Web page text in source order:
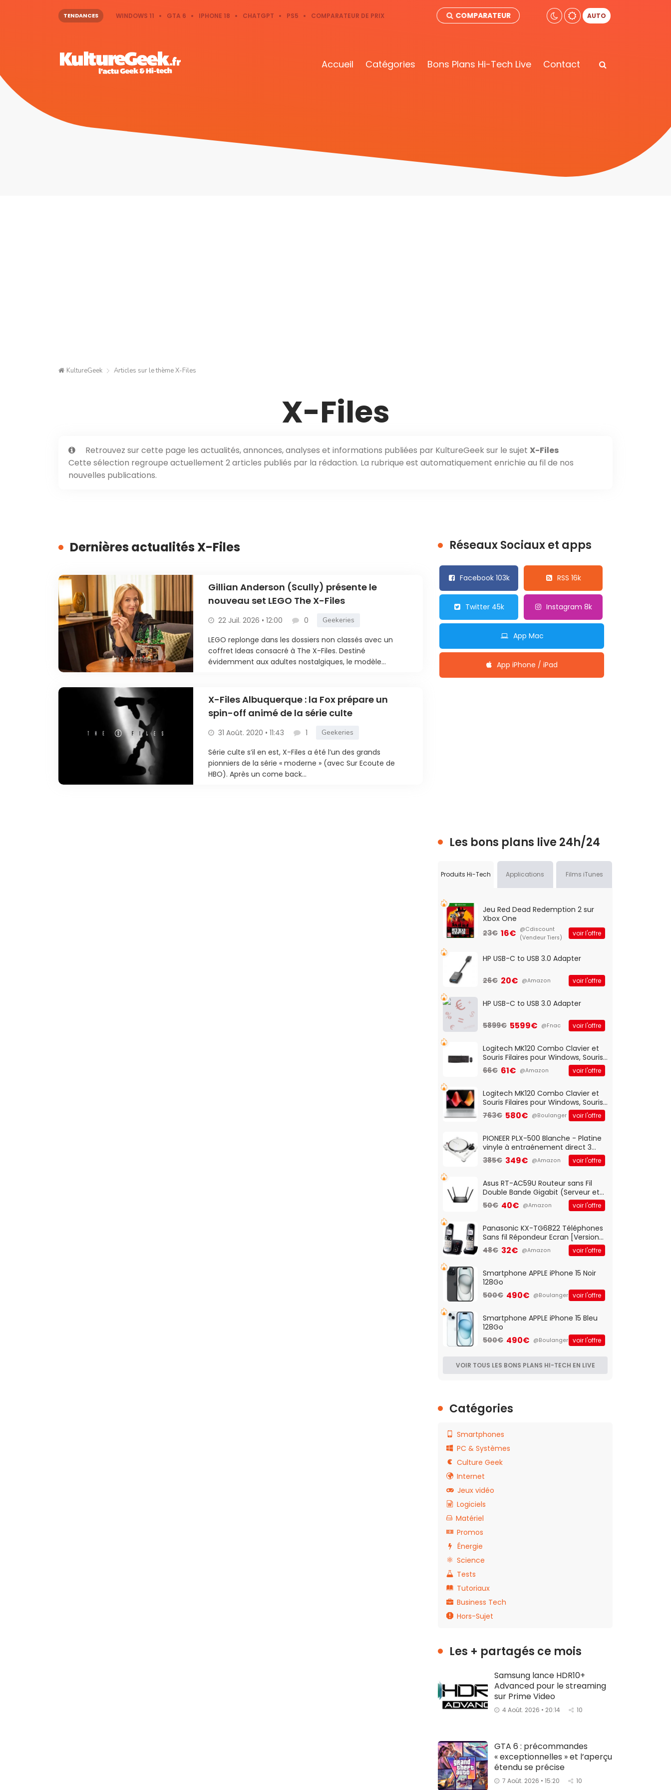
TENDANCES WINDOWS 11 GTA 6 IPHONE 18 CHATGPT PS5 COMPARATEUR DE PRIX COMPARATEUR AUTO
Accueil Catégories Bons Plans Hi-Tech Live Contact
KultureGeek Articles sur le thèmeX-Files
X-Files
Retrouvez sur cette page les actualités, annonces, analyses et informations publiées par KultureGeek sur le sujet X-Files
Cette sélection regroupe actuellement 2 articles publiés par la rédaction. La rubrique est automatiquement enrichie au fil de nos
nouvelles publications.
Dernières actualités X-Files
Gillian Anderson (Scully) présente le
nouveau set LEGO The X-Files
22 Juil. 2026 • 12:00 0 Geekeries
LEGO replonge dans les dossiers non classés avec un
coffret Ideas consacré à The X-Files. Destiné
évidemment aux adultes nostalgiques, le modèle...
X-Files Albuquerque : la Fox prépare un
spin-off animé de la série culte
31 Août. 2020 • 11:43 1 Geekeries
Série culte s’il en est, X-Files a été l’un des grands
pionniers de la série « moderne » (avec Sur Ecoute de
HBO). Après un come back...
Réseaux Sociaux et apps
Facebook 103k RSS 16k
Twitter 45k Instagram 8k
App Mac
App iPhone / iPad
Les bons plans live 24h/24
Produits Hi-Tech Applications Films iTunes
Jeu Red Dead Redemption 2 sur
Xbox One
23€ 16€ @Cdiscount
(Vendeur Tiers)
voir l'offre
HP USB-C to USB 3.0 Adapter
26€ 20€ @Amazon voir l'offre
HP USB-C to USB 3.0 Adapter
5899€ 5599€ @Fnac voir l'offre
Logitech MK120 Combo Clavier et
Souris Filaires pour Windows, Souris
Optique Filaire, Connexion USB Plug
And Play, Confortable, Taille
QWERTY UK - Noir
66€ 61€ @Amazon voir l'offre
Logitech MK120 Combo Clavier et
Souris Filaires pour Windows, Souris
Optique Filaire, Connexion USB Plug
And Play, Confortable, Taille
QWERTY UK - Noir
763€ 580€ @Boulanger voir l'offre
PIONEER PLX-500 Blanche - Platine
vinyle à entraénement direct 3
vitesses (33-45-78 trs/min) avec
pre-ampli intégré et port USB
385€ 349€ @Amazon voir l'offre
Asus RT-AC59U Routeur sans Fil
Double Bande Gigabit (Serveur et
Client VPN, Triple Vlan, Mode Point
d'accès et Bridge, contrôle
50€ 40€ @Amazon voir l'offre
Panasonic KX-TG6822 Téléphones
Sans fil Répondeur Ecran [Version
Française]
48€ 32€ @Amazon voir l'offre
Smartphone APPLE iPhone 15 Noir
128Go
500€ 490€ @Boulanger voir l'offre
Smartphone APPLE iPhone 15 Bleu
128Go
500€ 490€ @Boulanger voir l'offre
VOIR TOUS LES BONS PLANS HI-TECH EN LIVE
Catégories
Smartphones
PC & Systèmes
Culture Geek
Internet
Jeux vidéo
Logiciels
Matériel
Promos
Énergie
Science
Tests
Tutoriaux
Business Tech
Hors-Sujet
Les + partagés ce mois
Samsung lance HDR10+
Advanced pour le streaming
sur Prime Video
4 Août. 2026 • 20:14 10
GTA 6 : précommandes
« exceptionnelles » et l’aperçu
étendu se précise
7 Août. 2026 • 15:20 10